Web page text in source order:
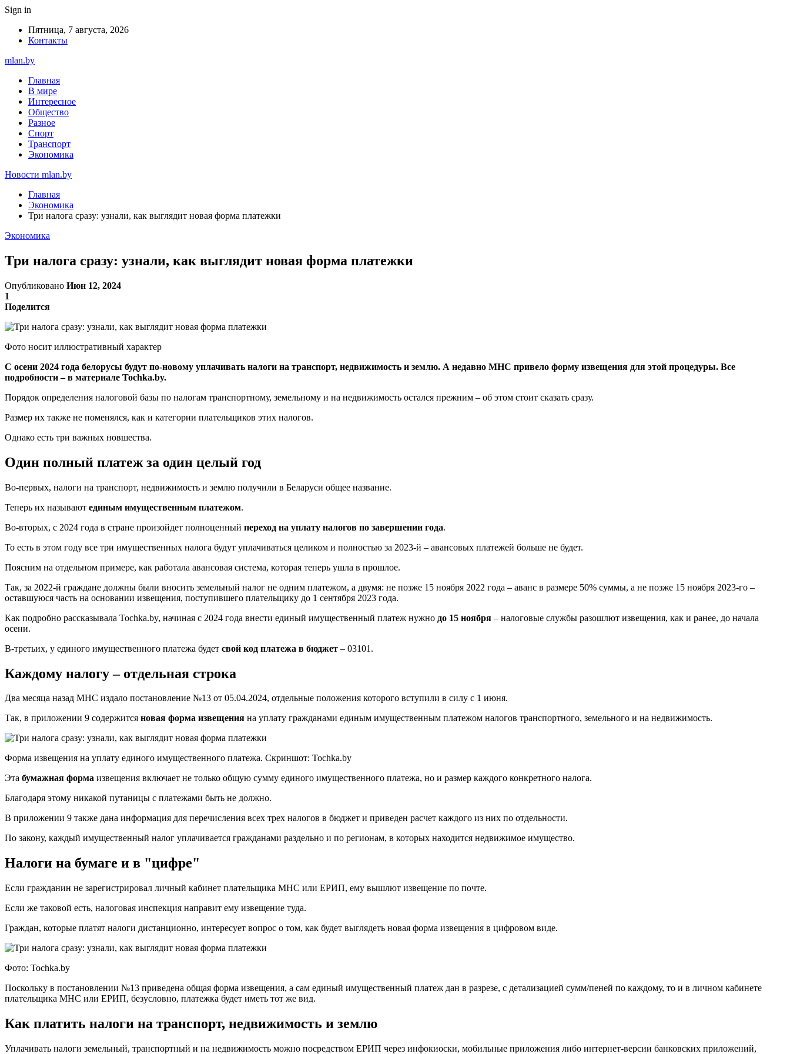
Sign in
Пятница, 7 августа, 2026
Контакты
mlan.by
Главная
В мире
Интересное
Общество
Разное
Спорт
Транспорт
Экономика
Новости mlan.by
Главная
Экономика
Три налога сразу: узнали, как выглядит новая форма платежки
Экономика
Три налога сразу: узнали, как выглядит новая форма платежки
Опубликовано Июн 12, 2024
1
Поделится
Фото носит иллюстративный характер
С осени 2024 года белорусы будут по-новому уплачивать налоги на транспорт, недвижимость и землю. А недавно МНС привело форму извещения для этой процедуры. Все
подробности – в материале Tochka.by.
Порядок определения налоговой базы по налогам транспортному, земельному и на недвижимость остался прежним – об этом стоит сказать сразу.
Размер их также не поменялся, как и категории плательщиков этих налогов.
Однако есть три важных новшества.
Один полный платеж за один целый год
Во-первых, налоги на транспорт, недвижимость и землю получили в Беларуси общее название.
Теперь их называют единым имущественным платежом.
Во-вторых, с 2024 года в стране произойдет полноценный переход на уплату налогов по завершении года.
То есть в этом году все три имущественных налога будут уплачиваться целиком и полностью за 2023-й – авансовых платежей больше не будет.
Поясним на отдельном примере, как работала авансовая система, которая теперь ушла в прошлое.
Так, за 2022-й граждане должны были вносить земельный налог не одним платежом, а двумя: не позже 15 ноября 2022 года – аванс в размере 50% суммы, а не позже 15 ноября 2023-го –
оставшуюся часть на основании извещения, поступившего плательщику до 1 сентября 2023 года.
Как подробно рассказывала Tochka.by, начиная с 2024 года внести единый имущественный платеж нужно до 15 ноября – налоговые службы разошлют извещения, как и ранее, до начала
осени.
В-третьих, у единого имущественного платежа будет свой код платежа в бюджет – 03101.
Каждому налогу – отдельная строка
Два месяца назад МНС издало постановление №13 от 05.04.2024, отдельные положения которого вступили в силу с 1 июня.
Так, в приложении 9 содержится новая форма извещения на уплату гражданами единым имущественным платежом налогов транспортного, земельного и на недвижимость.
Форма извещения на уплату единого имущественного платежа. Скриншот: Tochka.by
Эта бумажная форма извещения включает не только общую сумму единого имущественного платежа, но и размер каждого конкретного налога.
Благодаря этому никакой путаницы с платежами быть не должно.
В приложении 9 также дана информация для перечисления всех трех налогов в бюджет и приведен расчет каждого из них по отдельности.
По закону, каждый имущественный налог уплачивается гражданами раздельно и по регионам, в которых находится недвижимое имущество.
Налоги на бумаге и в "цифре"
Если гражданин не зарегистрировал личный кабинет плательщика МНС или ЕРИП, ему вышлют извещение по почте.
Если же таковой есть, налоговая инспекция направит ему извещение туда.
Граждан, которые платят налоги дистанционно, интересует вопрос о том, как будет выглядеть новая форма извещения в цифровом виде.
Фото: Tochka.by
Поскольку в постановлении №13 приведена общая форма извещения, а сам единый имущественный платеж дан в разрезе, с детализацией сумм/пеней по каждому, то и в личном кабинете
плательщика МНС или ЕРИП, безусловно, платежка будет иметь тот же вид.
Как платить налоги на транспорт, недвижимость и землю
Уплачивать налоги земельный, транспортный и на недвижимость можно посредством ЕРИП через инфокиоски, мобильные приложения либо интернет-версии банковских приложений,